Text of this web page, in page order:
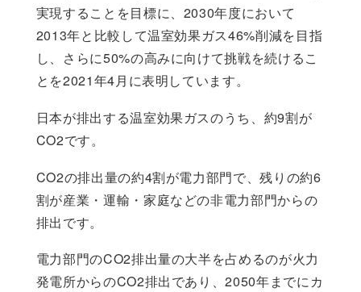
実現することを目標に、2030年度において
2013年と比較して温室効果ガス46%削減を目指
し、さらに50%の高みに向けて挑戦を続けるこ
とを2021年4月に表明しています。
日本が排出する温室効果ガスのうち、約9割が
CO2です。
CO2の排出量の約4割が電力部門で、残りの約6
割が産業・運輸・家庭などの非電力部門からの
排出です。
電力部門のCO2排出量の大半を占めるのが火力
発電所からのCO2排出であり、2050年までにカ